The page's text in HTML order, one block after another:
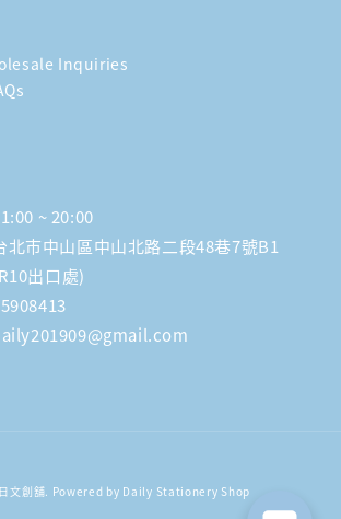
Inquiries
~ 20:00
北市中山區中山北路二段48巷7號B1
出口處)
文創舖. Powered by Daily Stationery Shop